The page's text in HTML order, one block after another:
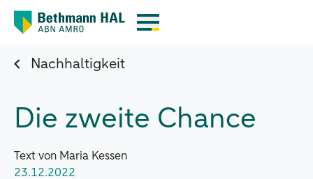
Nachhaltigkeit
Die zweite Chance
Text von Maria Kessen
23.12.2022